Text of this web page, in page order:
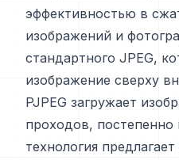
эффективностью в
изображений и
стандартного JPEG,
изображение сверху
PJPEG загружает
проходов,
технология